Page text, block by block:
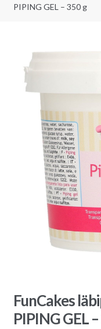
PIPING GEL – 350 g
FunCakes
PIPING GEL